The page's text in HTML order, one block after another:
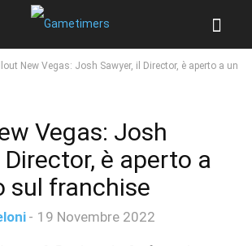
New Vegas: Josh Sawyer, il Director, è aperto a un
Vegas: Josh
Director, è aperto a
sul franchise
- 19 Novembre 2022